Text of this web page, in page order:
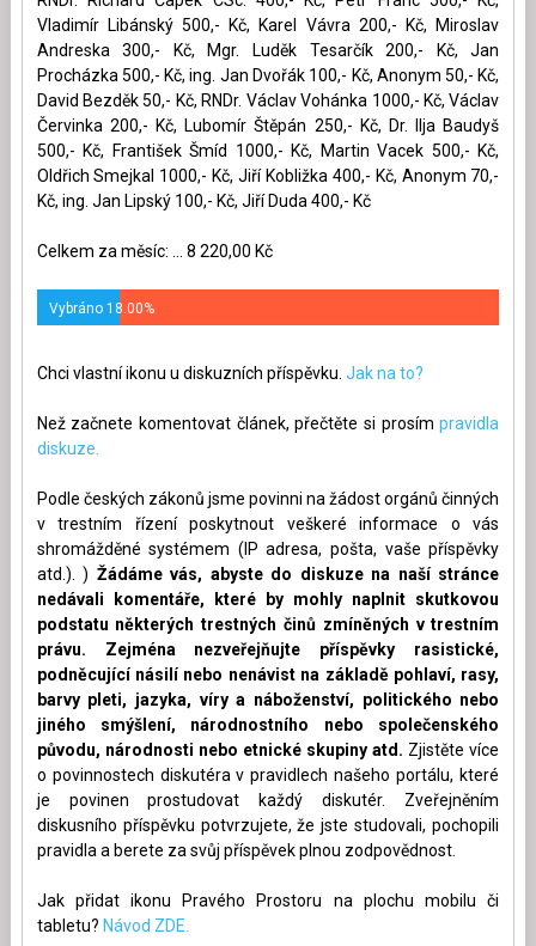
Vladimír Libánský 500,- Kč, Karel Vávra 200,- Kč, Miroslav
Andreska 300,- Kč, Mgr. Luděk Tesarčík 200,- Kč, Jan
Procházka 500,- Kč, ing. Jan Dvořák 100,- Kč, Anonym 50,- Kč,
David Bezděk 50,- Kč, RNDr. Václav Vohánka 1000,- Kč, Václav
Červinka 200,- Kč, Lubomír Štěpán 250,- Kč, Dr. Ilja Baudyš
500,- Kč, František Šmíd 1000,- Kč, Martin Vacek 500,- Kč,
Oldřich Smejkal 1000,- Kč, Jiří Kobližka 400,- Kč, Anonym 70,-
Kč, ing. Jan Lipský 100,- Kč, Jiří Duda 400,- Kč
Celkem za měsíc: ... 8 220,00 Kč
Vybráno 18.00%
Chci vlastní ikonu u diskuzních příspěvku. Jak na to?
Než začnete komentovat článek, přečtěte si prosímpravidla
diskuze.
Podle českých zákonů jsme povinni na žádost orgánů činných
v trestním řízení poskytnout veškeré informace o vás
shromážděné systémem (IP adresa, pošta, vaše příspěvky
atd.). ) Žádáme vás, abyste do diskuze na naší stránce
nedávali komentáře, které by mohly naplnit skutkovou
podstatu některých trestných činů zmíněných v trestním
právu. Zejména nezveřejňujte příspěvky rasistické,
podněcující násilí nebo nenávist na základě pohlaví, rasy,
barvy pleti, jazyka, víry a náboženství, politického nebo
jiného smýšlení, národnostního nebo společenského
původu, národnosti nebo etnické skupiny atd. Zjistěte více
o povinnostech diskutéra v pravidlech našeho portálu, které
je povinen prostudovat každý diskutér. Zveřejněním
diskusního příspěvku potvrzujete, že jste studovali, pochopili
pravidla a berete za svůj příspěvek plnou zodpovědnost.
Jak přidat ikonu Pravého Prostoru na plochu mobilu či
tabletu? Návod ZDE.